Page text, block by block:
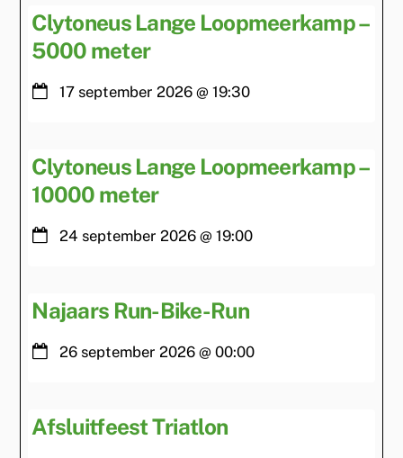
Clytoneus Lange Loopmeerkamp –
5000 meter
17 september 2026 @ 19:30
Clytoneus Lange Loopmeerkamp –
10000 meter
24 september 2026 @ 19:00
Najaars Run-Bike-Run
26 september 2026 @ 00:00
Afsluitfeest Triatlon